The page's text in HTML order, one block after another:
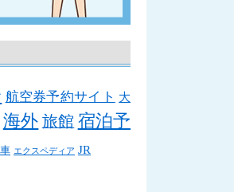
航空券予約サイト 大
海外 旅館 宿泊予
エクスペディア JR